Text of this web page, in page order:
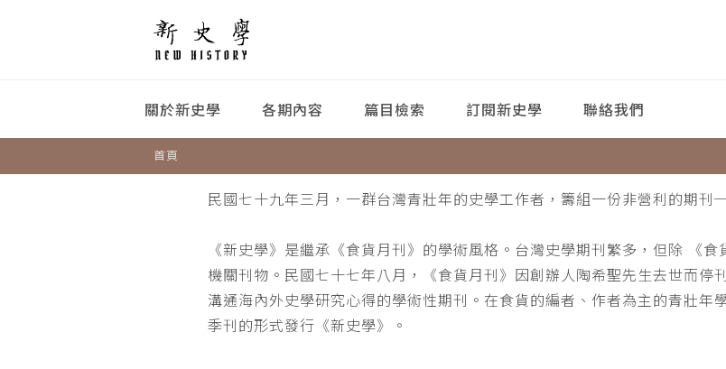
關於新史學 各期內容 篇目檢索 訂閱新史學 聯絡我們
首頁
民國七十九年三月，一群台灣青壯年的史學工作者，籌組一份非營利的期
《新史學》是繼承《食貨月刊》的學術風格。台灣史學期刊繁多，但除 《
機關刊物。民國七十七年八月，《食貨月刊》因創辦人陶希聖先生去世而停
溝通海內外史學研究心得的學術性期刊。在食貨的編者、作者為主的青壯
季刊的形式發行《新史學》。